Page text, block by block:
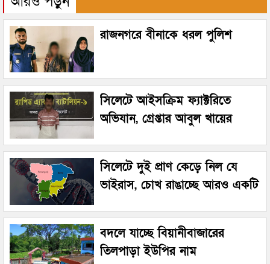
রাজনগরে বীনাকে ধরল পুলিশ
সিলেটে আইসক্রিম ফ্যাক্টরিতে
অভিযান, গ্রেপ্তার আবুল খায়ের
সিলেটে দুই প্রাণ কেড়ে নিল যে
ভাইরাস, চোখ রাঙাচ্ছে আরও একটি
বদলে যাচ্ছে বিয়ানীবাজারের
তিলপাড়া ইউপির নাম